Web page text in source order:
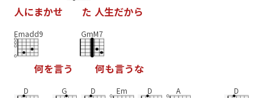
人にまかせ た 人生だから
Emadd9
何を言う
GmM7
何も言うな
D G D Em D A D